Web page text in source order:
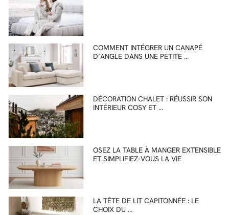
COMMENT INTÉGRER UN CANAPÉ
D’ANGLE DANS UNE PETITE …
DÉCORATION CHALET : RÉUSSIR SON
INTÉRIEUR COSY ET …
OSEZ LA TABLE À MANGER EXTENSIBLE
ET SIMPLIFIEZ-VOUS LA VIE
LA TÊTE DE LIT CAPITONNÉE : LE
CHOIX DU …